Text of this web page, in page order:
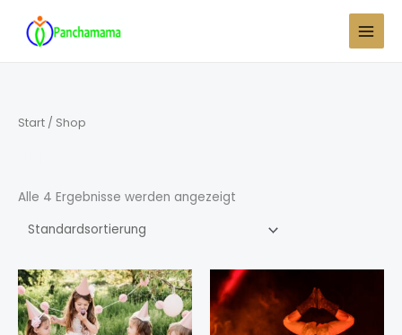
Inhalt
Start / Shop
Alle 4 Ergebnisse werden angezeigt